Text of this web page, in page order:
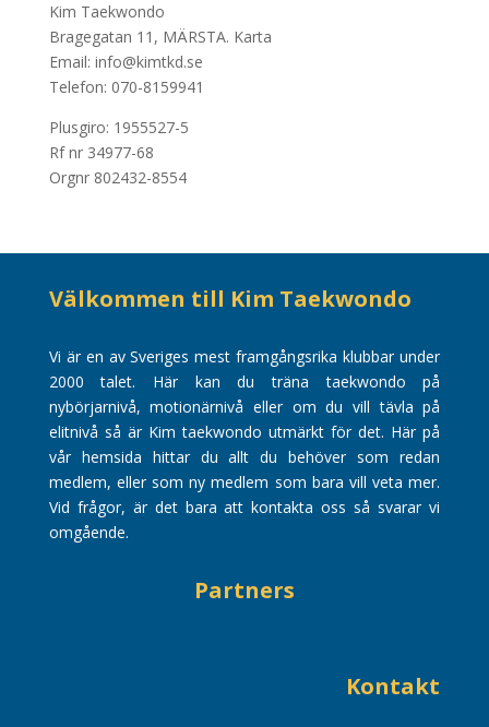
Kim Taekwondo
Bragegatan 11, MÄRSTA. Karta
Email: info@kimtkd.se
Telefon: 070-8159941
Plusgiro: 1955527-5
Rf nr 34977-68
Orgnr 802432-8554
Välkommen till Kim Taekwondo
Vi är en av Sveriges mest framgångsrika klubbar under
2000 talet. Här kan du träna taekwondo på
nybörjarnivå, motionärnivå eller om du vill tävla på
elitnivå så är Kim taekwondo utmärkt för det. Här på
vår hemsida hittar du allt du behöver som redan
medlem, eller som ny medlem som bara vill veta mer.
Vid frågor, är det bara att kontakta oss så svarar vi
omgående.
Partners
Kontakt